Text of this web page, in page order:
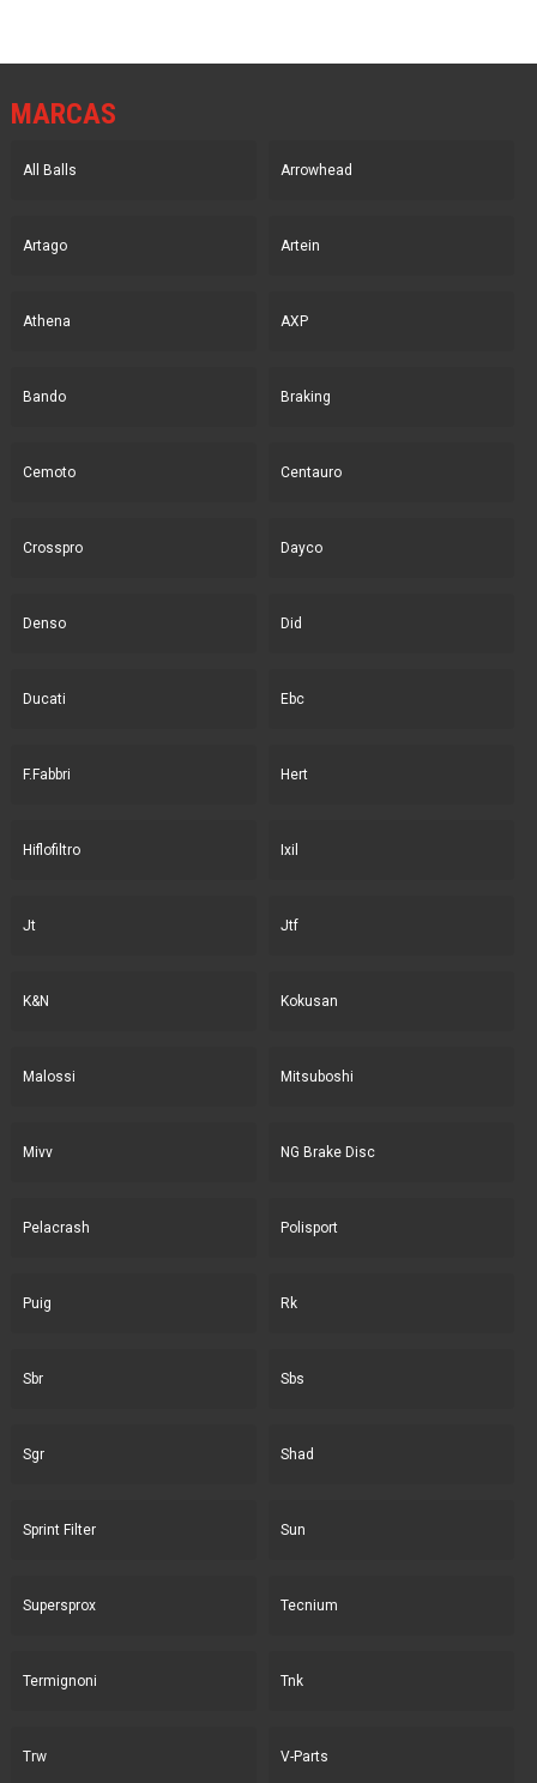
MARCAS
All Balls Arrowhead
Artago Artein
Athena AXP
Bando Braking
Cemoto Centauro
Crosspro Dayco
Denso Did
Ducati Ebc
F.Fabbri Hert
Hiflofiltro Ixil
Jt Jtf
K&N Kokusan
Malossi Mitsuboshi
Mivv NG Brake Disc
Pelacrash Polisport
Puig Rk
Sbr Sbs
Sgr Shad
Sprint Filter Sun
Supersprox Tecnium
Termignoni Tnk
Trw V-Parts